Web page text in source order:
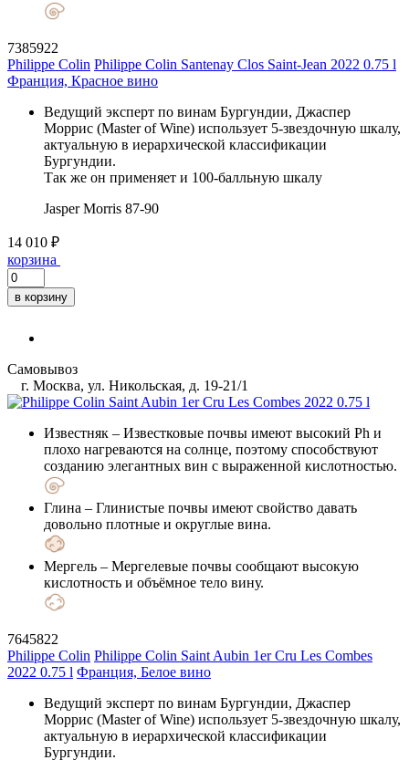
7385922
Philippe Colin Philippe Colin Santenay Clos Saint-Jean 2022 0.75 l
Франция, Красное вино
Ведущий эксперт по винам Бургундии, Джаспер
Моррис (Master of Wine) использует 5-звездочную шкалу,
актуальную в иерархической классификации
Бургундии.
Так же он применяет и 100-балльную шкалу
Jasper Morris 87-90
14 010 ₽
корзина
в корзину
Самовывоз
г. Москва, ул. Никольская, д. 19-21/1
Известняк – Известковые почвы имеют высокий Ph и
плохо нагреваются на солнце, поэтому способствуют
созданию элегантных вин с выраженной кислотностью.
Глина – Глинистые почвы имеют свойство давать
довольно плотные и округлые вина.
Мергель – Мергелевые почвы сообщают высокую
кислотность и объёмное тело вину.
7645822
Philippe Colin Philippe Colin Saint Aubin 1er Cru Les Combes
2022 0.75 l Франция, Белое вино
Ведущий эксперт по винам Бургундии, Джаспер
Моррис (Master of Wine) использует 5-звездочную шкалу,
актуальную в иерархической классификации
Бургундии.